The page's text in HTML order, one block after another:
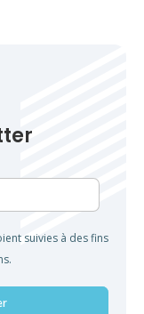
suivies à des fins